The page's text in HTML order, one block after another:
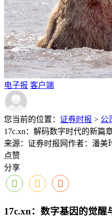
电子报 客户端
您当前的位置： 证券时报 > 公
17c.xn：解码数字时代的新篇
来源：证券时报网作者：潘美
点赞
分享
17c.xn：数字基因的觉醒